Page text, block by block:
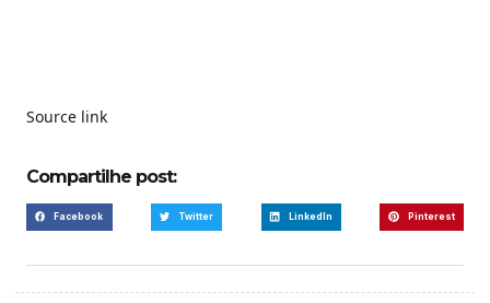
Source link
Compartilhe post:
Facebook Twitter LinkedIn Pinterest